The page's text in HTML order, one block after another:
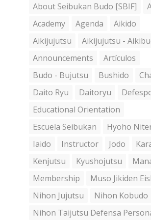
About Seibukan Budo [SBIF]
Academy
Agenda
Aikido
Aikijujutsu
Aikijujutsu -
Announcements
Artículos
Budo - Bujutsu
Bushido
Daito Ryu
Daitoryu
Educational Orientation
Escuela Seibukan
Hyoho
Iaido
Instructor Jodo
Kenjutsu
Kyushojutsu
Membership
Muso Jikiden
Nihon Jujutsu
Nihon Kobudo
Nihon Taijutsu Defensa